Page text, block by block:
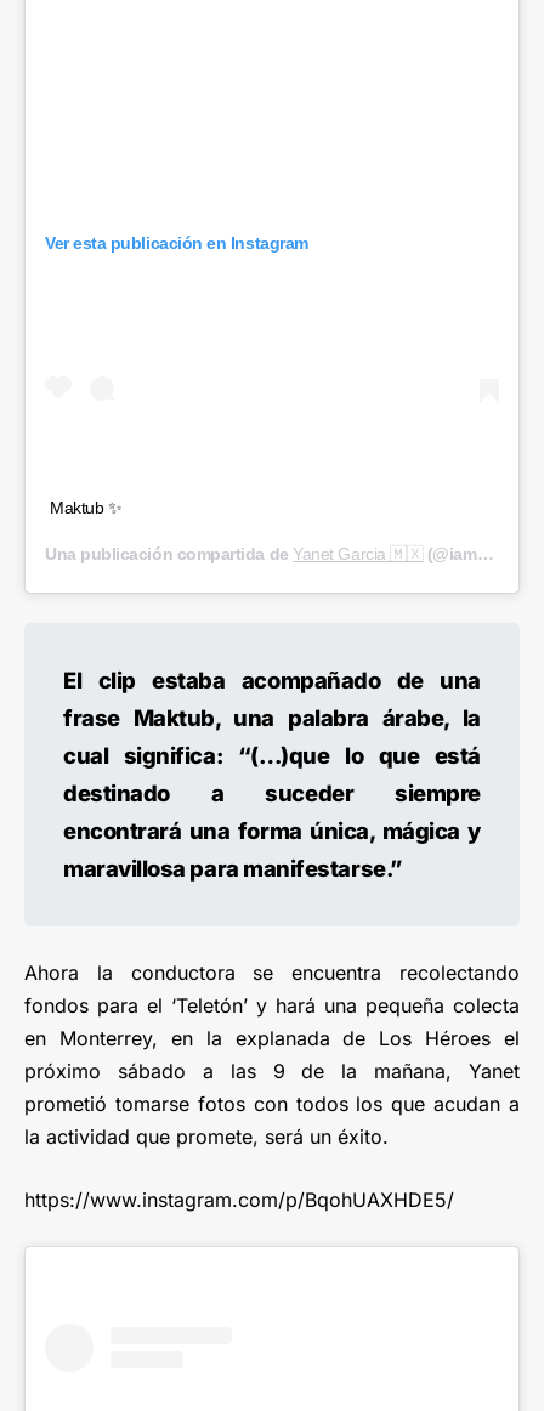
Ver esta publicación en Instagram
Maktub ✨
Una publicación compartida de Yanet Garcia 🇲🇽(@iamyanetgarcia) el
El clip estaba acompañado de una
frase Maktub, una palabra árabe, la
cual significa: “(…)que lo que está
destinado a suceder siempre
encontrará una forma única, mágica y
maravillosa para manifestarse.”
Ahora la conductora se encuentra recolectando
fondos para el ‘Teletón’ y hará una pequeña colecta
en Monterrey, en la explanada de Los Héroes el
próximo sábado a las 9 de la mañana, Yanet
prometió tomarse fotos con todos los que acudan a
la actividad que promete, será un éxito.
https://www.instagram.com/p/BqohUAXHDE5/